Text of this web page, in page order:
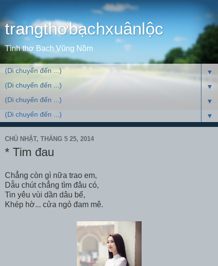
trangthơbạchxuânlộc
Tình thơ Bạch Vũng Nồm
▼
▼
▼
▼
CHỦ NHẬT, THÁNG 5 25, 2014
* Tim đau
Chẳng còn gì nữa trao em,
Dẫu chút chẳng tìm đâu có,
Tin yêu vùi dần dâu bể,
Khép hờ... cửa ngỏ đam mê.